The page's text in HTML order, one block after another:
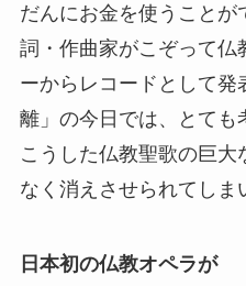
だんにお金を使うことが
詞・作曲家がこぞって仏
ーからレコードとして発
離」の今日では、とても
こうした仏教聖歌の巨
なく消えさせられてしま
日本初の仏教オペラが